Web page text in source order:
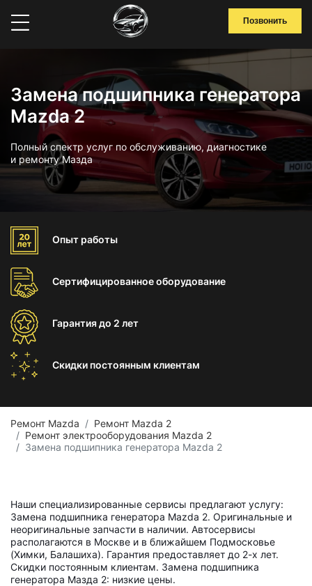
Позвонить
Замена подшипника генератора
Mazda 2
Полный спектр услуг по обслуживанию, диагностике
и ремонту Мазда
Опыт работы
Сертифицированноеоборудование
Гарантиядо 2 лет
Скидки постоянным клиентам
Ремонт Mazda
Ремонт Mazda 2
Ремонт электрооборудования Mazda 2
Замена подшипника генератора Mazda 2
Наши специализированные сервисы предлагают услугу:
Замена подшипника генератора Mazda 2. Оригинальные и
неоригинальные запчасти в наличии. Автосервисы
располагаются в Москве и в ближайшем Подмосковье
(Химки, Балашиха). Гарантия предоставляет до 2-х лет.
Скидки постоянным клиентам. Замена подшипника
генератора Мазда 2: низкие цены.